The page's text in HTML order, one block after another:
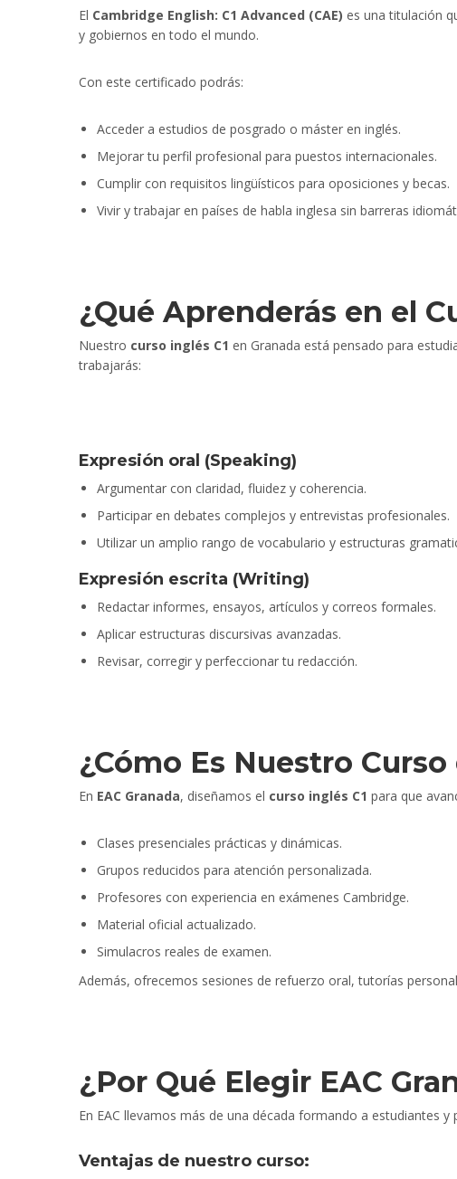
El Cambridge English: C1 Advanced (CAE) es una titulación
y gobiernos en todo el mundo.
Con este certificado podrás:
Acceder a estudios de posgrado o máster en inglés.
Mejorar tu perfil profesional para puestos internacionales.
Cumplir con requisitos lingüísticos para oposiciones y becas.
Vivir y trabajar en países de habla inglesa sin barreras
¿Qué Aprenderás en el
Nuestro curso inglés C1 en Granada está pensado para
trabajarás:
Expresión oral (Speaking)
Argumentar con claridad, fluidez y coherencia.
Participar en debates complejos y entrevistas profesionales.
Utilizar un amplio rango de vocabulario y estructuras
Expresión escrita (Writing)
Redactar informes, ensayos, artículos y correos formales.
Aplicar estructuras discursivas avanzadas.
Revisar, corregir y perfeccionar tu redacción.
¿Cómo Es Nuestro Curso
En EAC Granada, diseñamos el curso inglés C1 para que
Clases presenciales prácticas y dinámicas.
Grupos reducidos para atención personalizada.
Profesores con experiencia en exámenes Cambridge.
Material oficial actualizado.
Simulacros reales de examen.
Además, ofrecemos sesiones de refuerzo oral, tutorías
¿Por Qué Elegir EAC
En EAC llevamos más de una década formando a estudiantes
Ventajas de nuestro curso: